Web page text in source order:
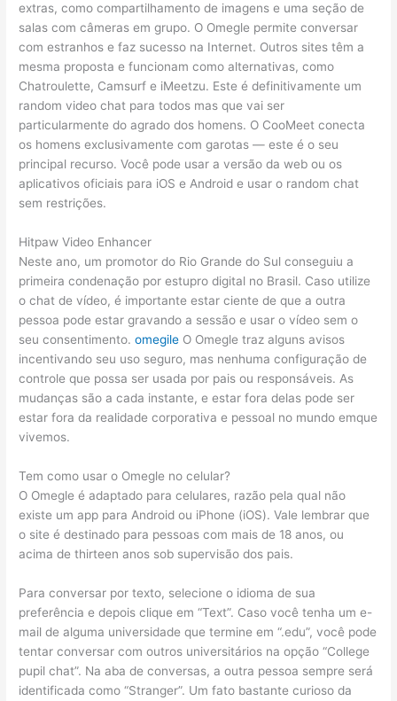
extras, como compartilhamento de imagens e uma seção de
salas com câmeras em grupo. O Omegle permite conversar
com estranhos e faz sucesso na Internet. Outros sites têm a
mesma proposta e funcionam como alternativas, como
Chatroulette, Camsurf e iMeetzu. Este é definitivamente um
random video chat para todos mas que vai ser
particularmente do agrado dos homens. O CooMeet conecta
os homens exclusivamente com garotas — este é o seu
principal recurso. Você pode usar a versão da web ou os
aplicativos oficiais para iOS e Android e usar o random chat
sem restrições.
Hitpaw Video Enhancer
Neste ano, um promotor do Rio Grande do Sul conseguiu a
primeira condenação por estupro digital no Brasil. Caso utilize
o chat de vídeo, é importante estar ciente de que a outra
pessoa pode estar gravando a sessão e usar o vídeo sem o
seu consentimento.omegile O Omegle traz alguns avisos
incentivando seu uso seguro, mas nenhuma configuração de
controle que possa ser usada por pais ou responsáveis. As
mudanças são a cada instante, e estar fora delas pode ser
estar fora da realidade corporativa e pessoal no mundo emque
vivemos.
Tem como usar o Omegle no celular?
O Omegle é adaptado para celulares, razão pela qual não
existe um app para Android ou iPhone (iOS). Vale lembrar que
o site é destinado para pessoas com mais de 18 anos, ou
acima de thirteen anos sob supervisão dos pais.
Para conversar por texto, selecione o idioma de sua
preferência e depois clique em “Text”. Caso você tenha um e-
mail de alguma universidade que termine em “.edu”, você pode
tentar conversar com outros universitários na opção “College
pupil chat”. Na aba de conversas, a outra pessoa sempre será
identificada como “Stranger”. Um fato bastante curioso da